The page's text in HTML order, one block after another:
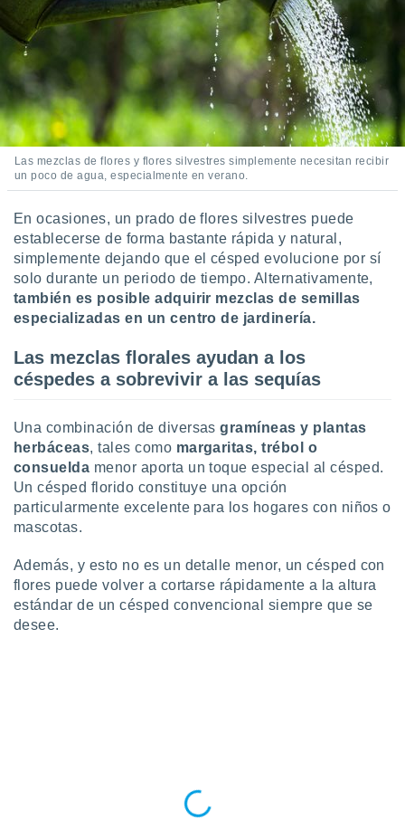
su
u
datos
en
en
en
de
o acceder
datos
utilizar
crear un
la
contenido
medir el
de la
Las mezclas de flores y flores silvestres simplemente necesitan recibir
un poco de agua, especialmente en verano.
En ocasiones, un prado de flores silvestres puede
establecerse de forma bastante rápida y natural,
simplemente dejando que el césped evolucione por sí
solo durante un periodo de tiempo. Alternativamente,
también es posible adquirir mezclas de semillas
especializadas en un centro de jardinería.
Las mezclas florales ayudan a los
céspedes a sobrevivir a las sequías
Una combinación de diversasgramíneas y plantas
herbáceas, tales como margaritas, trébol o
consuelda menor aporta un toque especial al césped.
Un césped florido constituye una opción
particularmente excelente para los hogares con niños o
mascotas.
Además, y esto no es un detalle menor, un césped con
flores puede volver a cortarse rápidamente a la altura
estándar de un césped convencional siempre que se
desee.